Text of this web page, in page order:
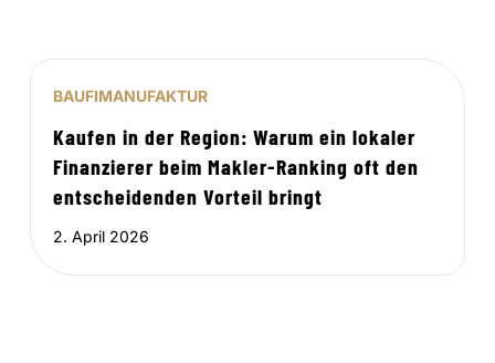
BAUFIMANUFAKTUR
Kaufen in der Region: Warum ein lokaler
Finanzierer beim Makler-Ranking oft den
entscheidenden Vorteil bringt
2. April 2026